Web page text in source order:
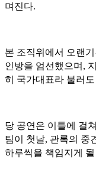
며진다.
본 조직위에서 오랜
인방을 엄선했으며,
히 국가대표라 불러
당 공연은 이틀에 걸
팀이 첫날, 관록의 중
하루씩을 책임지게